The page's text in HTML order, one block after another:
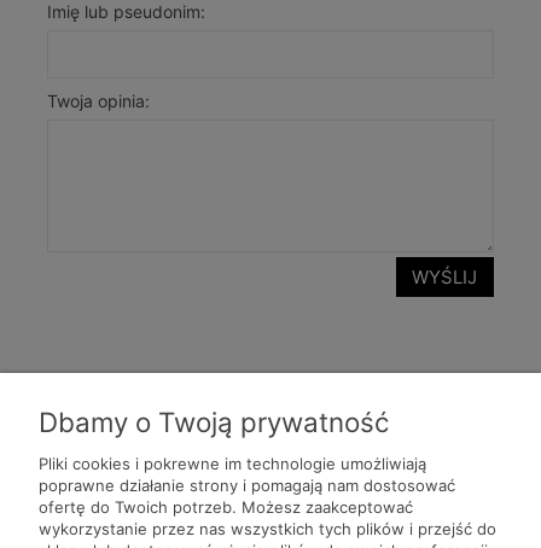
Imię lub pseudonim:
Twoja opinia:
WYŚLIJ
Pomoc
Dbamy o Twoją prywatność
Pliki cookies i pokrewne im technologie umożliwiają
poprawne działanie strony i pomagają nam dostosować
ofertę do Twoich potrzeb. Możesz zaakceptować
wykorzystanie przez nas wszystkich tych plików i przejść do